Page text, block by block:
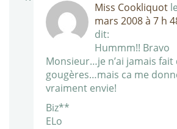
Miss Cookliquot le
mars 2008 à 7 h
dit:
Hummm!! Bravo
Monsieur…je n’ai jamais fait
gougères…mais ca me
vraiment envie!
Biz**
ELo